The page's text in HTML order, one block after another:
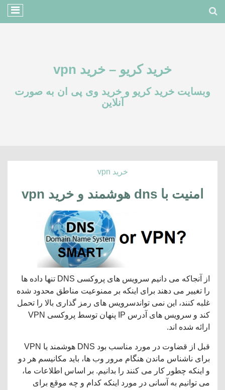
خرید کریو – خرید vpn
وبسایت خرید کریو و خرید وی پی ان به صورت
آنلاین
خرید vpn
امنیت با dns هوشمند و خرید vpn
از آنجاکه می دانیم سرویس های پروکسی DNS تنها داده ها
را تغییر می دهند برای اینکه بر ممنوعیت مناطق محدود شده
غلبه کنند، این نمی تواندسرویس های رمز گذاری بالا را تحمل
کند و سرویس های آدرس IP پنهان توسط پروکسی VPN
ارائه شده اند.
قبل از قضاوت در مورد مناسب بود DNS هوشمند یا VPN
برای ناشناس ماندن هنگام مرور وب ها، باید مکانیسم هر دو
و اینکه چطور کار می کنند را بدانیم. بر اساس اطلاعات ما،
می توانیم به آسانی در مورد اینکه کدام و چه موقع برای